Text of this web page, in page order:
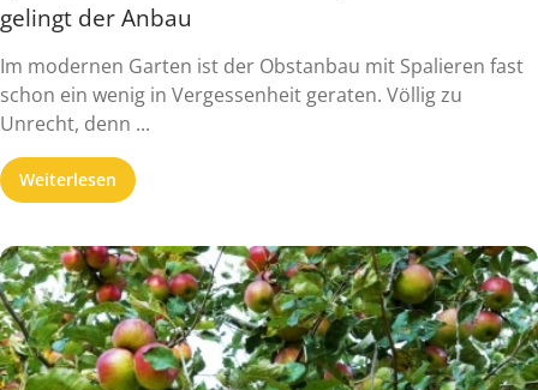
gelingt der Anbau
Im modernen Garten ist der Obstanbau mit Spalieren fast
schon ein wenig in Vergessenheit geraten. Völlig zu
Unrecht, denn ...
Weiterlesen